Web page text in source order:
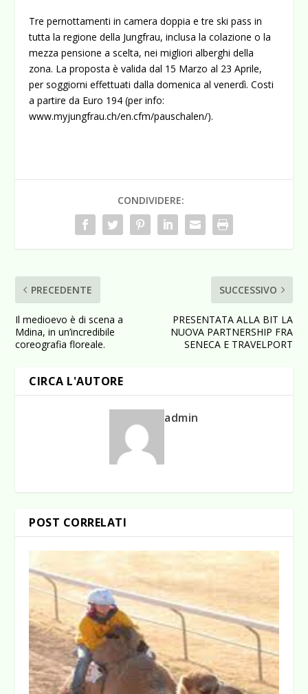
Tre pernottamenti in camera doppia e tre ski pass in
tutta la regione della Jungfrau, inclusa la colazione o la
mezza pensione a scelta, nei migliori alberghi della
zona. La proposta è valida dal 15 Marzo al 23 Aprile,
per soggiorni effettuati dalla domenica al venerdì. Costi
a partire da Euro 194 (per info:
www.myjungfrau.ch/en.cfm/pauschalen/).
CONDIVIDERE:
PRECEDENTE
Il medioevo è di scena a
Mdina, in un’incredibile
coreografia floreale.
SUCCESSIVO
PRESENTATA ALLA BIT LA
NUOVA PARTNERSHIP FRA
SENECA E TRAVELPORT
CIRCA L'AUTORE
admin
POST CORRELATI